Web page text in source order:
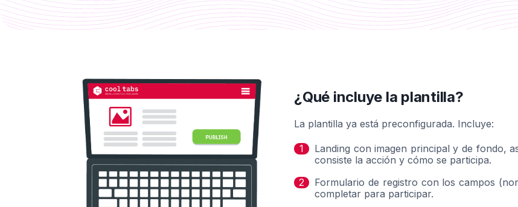
¿Qué incluye la plantilla?
La plantilla ya está preconfigurada. Incluye:
Landing con imagen principal y de fondo,
consiste la acción y cómo se participa.
Formulario de registro con los campos
completar para participar.